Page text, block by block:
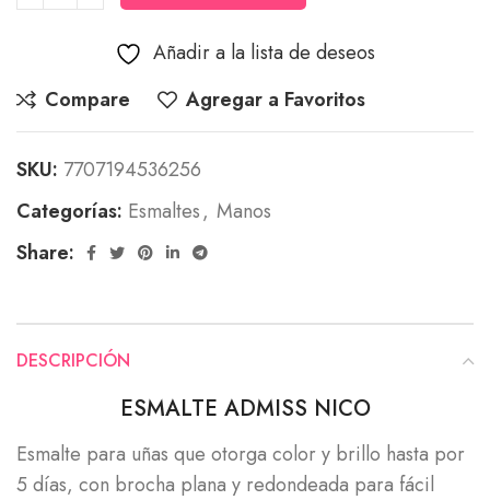
Añadir a la lista de deseos
Compare
Agregar a Favoritos
SKU: 7707194536256
Categorías: Esmaltes, Manos
Share:
DESCRIPCIÓN
ESMALTE ADMISS NICO
Esmalte para uñas que otorga color y brillo hasta por
5 días, con brocha plana y redondeada para fácil